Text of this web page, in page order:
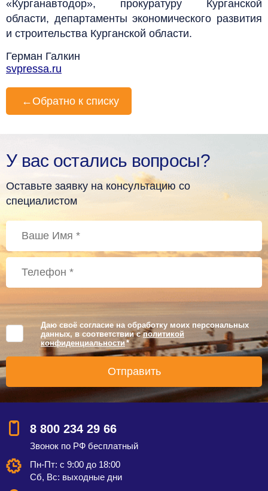
«Курганавтодор», прокуратуру Курганской
области, департаменты экономического развития
и строительства Курганской области.
Герман Галкин
svpressa.ru
← Обратно к списку
У вас остались вопросы?
Оставьте заявку на консультацию со
специалистом
Даю своё согласие на обработку моих персональных
данных, в соответствии сполитикой
конфиденциальности *
8 800 234 29 66
Звонок по РФ бесплатный
Пн-Пт: с 9:00 до 18:00
Сб, Вс: выходные дни